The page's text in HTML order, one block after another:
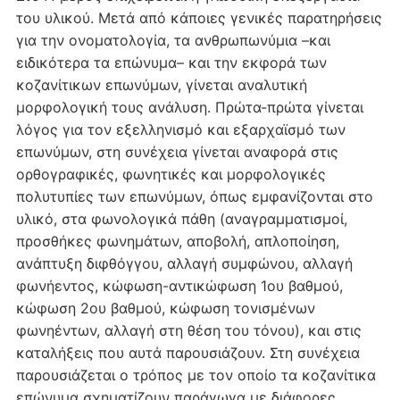
του υλικού. Mετά από κάποιες γενικές παρατηρήσεις
για την ονοματολογία, τα ανθρωπωνύμια –και
ειδικότερα τα επώνυμα– και την εκφορά των
κοζανίτικων επωνύμων, γίνεται αναλυτική
μορφολογική τους ανάλυση. Πρώτα-πρώτα γίνεται
λόγος για τον εξελληνισμό και εξαρχαϊσμό των
επωνύμων, στη συνέχεια γίνεται αναφορά στις
ορθογραφικές, φωνητικές και μορφολογικές
πολυτυπίες των επωνύμων, όπως εμφανίζονται στο
υλικό, στα φωνολογικά πάθη (αναγραμματισμοί,
προσθήκες φωνημάτων, αποβολή, απλοποίηση,
ανάπτυξη διφθόγγου, αλλαγή συμφώνου, αλλαγή
φωνήεντος, κώφωση-αντικώφωση 1ου βαθμού,
κώφωση 2ου βαθμού, κώφωση τονισμένων
φωνηέντων, αλλαγή στη θέση του τόνου), και στις
καταλήξεις που αυτά παρουσιάζουν. Στη συνέχεια
παρουσιάζεται ο τρόπος με τον οποίο τα κοζανίτικα